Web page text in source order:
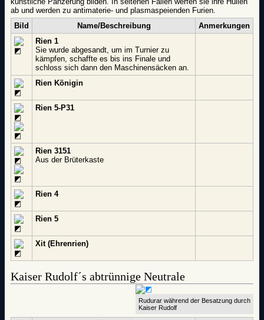
ab und werden zu antimaterie- und plasmaspeienden Furien.
Bild
Name/Beschreibung
Anmerkungen
Rien 1
Sie wurde abgesandt, um im Turnier zu
kämpfen, schaffte es bis ins Finale und
schloss sich dann den Maschinensäcken an.
Rien Königin
Rien 5-P31
Rien 3151
Aus der Brüterkaste
Rien 4
Rien 5
Xit (Ehrenrien)
Kaiser Rudolf´s abtrünnige Neutrale
Rudurar während der Besatzung durch
Kaiser Rudolf